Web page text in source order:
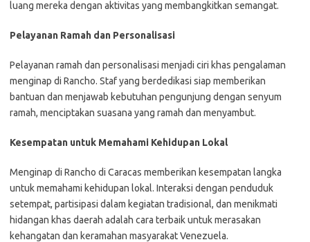
luang mereka dengan aktivitas yang membangkitkan semangat.
Pelayanan Ramah dan Personalisasi
Pelayanan ramah dan personalisasi menjadi ciri khas pengalaman
menginap di Rancho. Staf yang berdedikasi siap memberikan
bantuan dan menjawab kebutuhan pengunjung dengan senyum
ramah, menciptakan suasana yang ramah dan menyambut.
Kesempatan untuk Memahami Kehidupan Lokal
Menginap di Rancho di Caracas memberikan kesempatan langka
untuk memahami kehidupan lokal. Interaksi dengan penduduk
setempat, partisipasi dalam kegiatan tradisional, dan menikmati
hidangan khas daerah adalah cara terbaik untuk merasakan
kehangatan dan keramahan masyarakat Venezuela.